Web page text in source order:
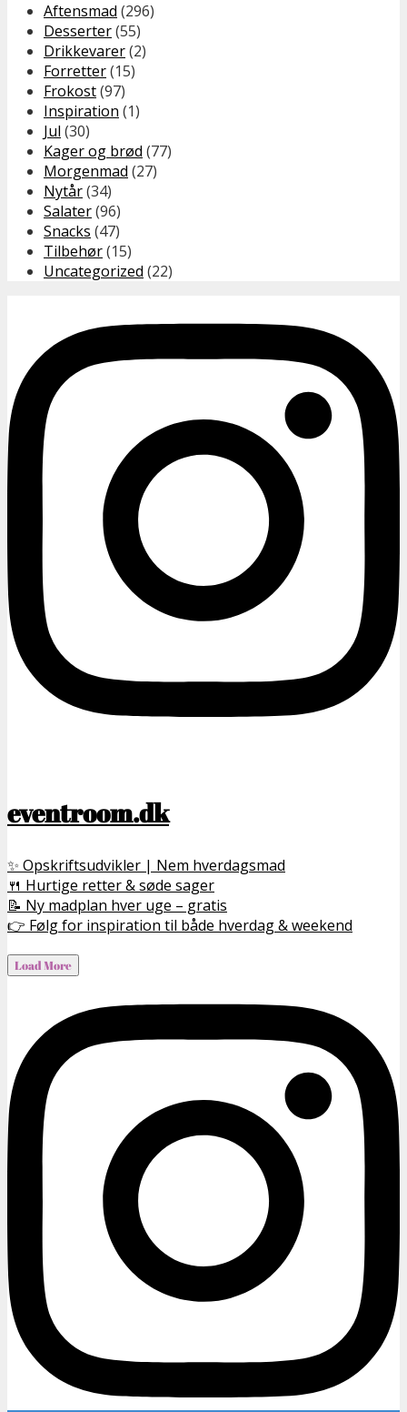
Aftensmad (296)
Desserter(55)
Drikkevarer(2)
Forretter(15)
Frokost(97)
Inspiration (1)
Jul (30)
Kager og brød (77)
Morgenmad (27)
Nytår(34)
Salater(96)
Snacks (47)
Tilbehør(15)
Uncategorized (22)
eventroom.dk
✨ Opskriftsudvikler | Nem hverdagsmad
🍴 Hurtige retter & søde sager
📝 Ny madplan hver uge – gratis
👉 Følg for inspiration til både hverdag & weekend
Load More